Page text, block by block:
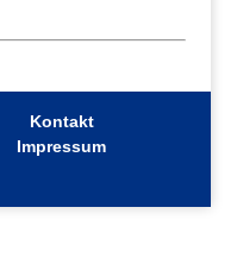
Kontakt
Impressum